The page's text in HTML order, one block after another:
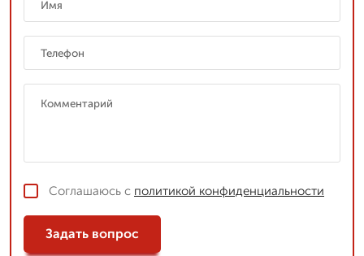
Соглашаюсь с политикой конфиденциальности
Задать вопрос